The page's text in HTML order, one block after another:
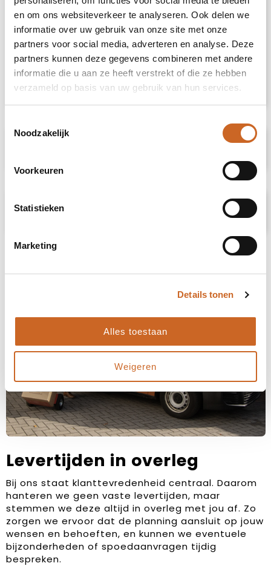
en om ons websiteverkeer te analyseren. Ook delen we
informatie over uw gebruik van onze site met onze
partners voor social media, adverteren en analyse. Deze
partners kunnen deze gegevens combineren met andere
informatie die u aan ze heeft verstrekt of die ze hebben
verzameld op basis van uw gebruik van hun services.
Noodzakelijk
Voorkeuren
Statistieken
Marketing
Details tonen
Alles toestaan
Weigeren
onderaan de mouwen bij het herenmodel. De
behandelingen met softener en enzymen
zorgen ervoor dat de polo zacht en glad
aanvoelt. De polo is een mooie toevoeging
aan iedere outfit zodra de temperatuur
vraagt om een warmer alternatief voor de
polo met korte mouw.
Prijsspecificaties
Levertijden in overleg
Bij ons staat klanttevredenheid centraal. Daarom
hanteren we geen vaste levertijden, maar
stemmen we deze altijd in overleg met jou af. Zo
zorgen we ervoor dat de planning aansluit op jouw
wensen en behoeften, en kunnen we eventuele
bijzonderheden of spoedaanvragen tijdig
bespreken.